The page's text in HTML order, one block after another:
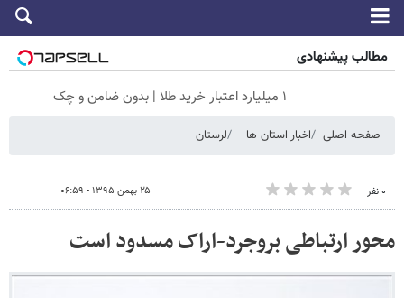
مطالب پیشنهادی
۱ میلیارد اعتبار خرید طلا | بدون ضامن و چک
صفحه اصلی اخبار استان ها لرستان
۰ نفر ۲۵ بهمن ۱۳۹۵ - ۰۶:۵۹
محور ارتباطی بروجرد-اراک مسدود است